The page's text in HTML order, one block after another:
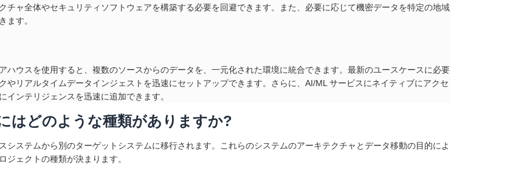
チャ全体やセキュリティソフトウェアを構築する必要を回避できます。また、必要に応じて機密データを特定の地域
ます。
ハウスを使用すると、複数のソースからのデータを、一元化された環境に統合できます。最新のユースケースに必要
やリアルタイムデータインジェストを迅速にセットアップできます。さらに、AI/ML サービスにネイティブにアクセ
インテリジェンスを迅速に追加できます。
はどのような種類がありますか?
システムから別のターゲットシステムに移行されます。これらのシステムのアーキテクチャとデータ移動の目的によ
ジェクトの種類が決まります。